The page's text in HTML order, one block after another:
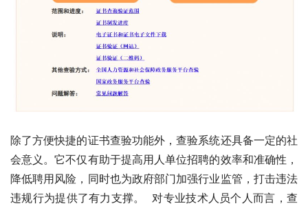
除了方便快捷的证书查验功能外，查验系统还具备一定的社
会意义。它不仅有助于提高用人单位招聘的效率和准确性，
降低聘用风险，同时也为政府部门加强行业监管，打击违法
违规行为提供了有力支撑。  对专业技术人员个人而言，查